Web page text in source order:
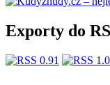
Exporty do